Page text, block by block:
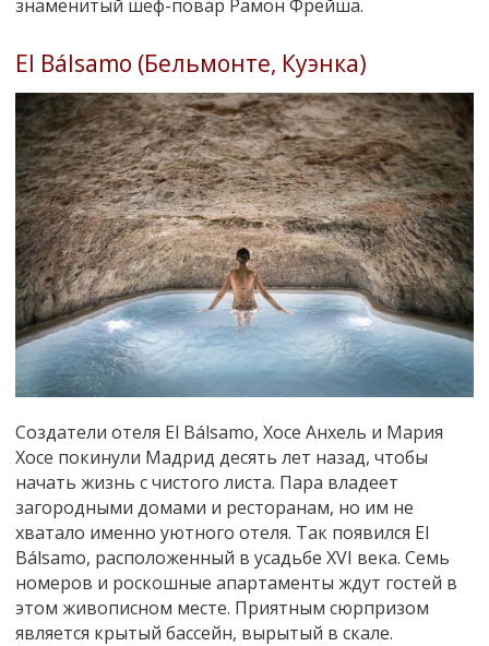
знаменитый шеф-повар Рамон Фрейша.
El Bálsamo (Бельмонте, Куэнка)
Создатели отеля El Bálsamo, Хосе Анхель и Мария
Хосе покинули Мадрид десять лет назад, чтобы
начать жизнь с чистого листа. Пара владеет
загородными домами и ресторанам, но им не
хватало именно уютного отеля. Так появился El
Bálsamo, расположенный в усадьбе XVI века. Семь
номеров и роскошные апартаменты ждут гостей в
этом живописном месте. Приятным сюрпризом
является крытый бассейн, вырытый в скале.